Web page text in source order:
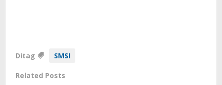
Ditag SMSI
Related Posts